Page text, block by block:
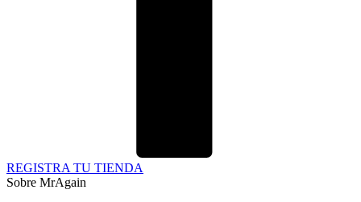
REGISTRA TU TIENDA
Sobre MrAgain